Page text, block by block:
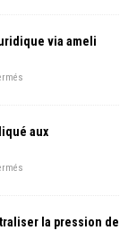
via ameli
aux
la pression de